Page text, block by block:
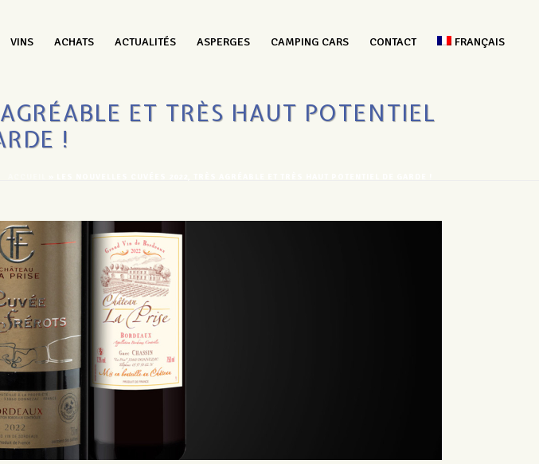
VINS ACHATS ACTUALITÉS ASPERGES CAMPING CARS CONTACT FRANÇAIS
ET TRÈS HAUT POTENTIEL
!